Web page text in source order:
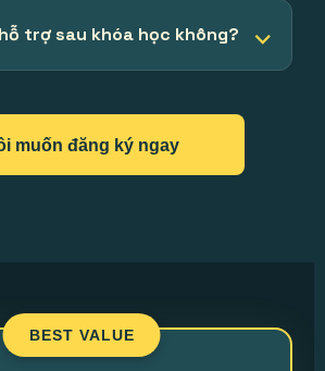
trợ sau khóa học không?
muốn đăng ký ngay
BEST VALUE